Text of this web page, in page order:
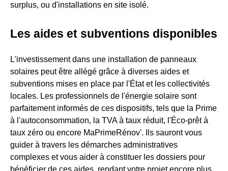
surplus, ou d'installations en site isolé.
Les aides et subventions disponibles
L'investissement dans une installation de panneaux
solaires peut être allégé grâce à diverses aides et
subventions mises en place par l'État et les collectivités
locales. Les professionnels de l'énergie solaire sont
parfaitement informés de ces dispositifs, tels que la Prime
à l'autoconsommation, la TVA à taux réduit, l'Éco-prêt à
taux zéro ou encore MaPrimeRénov'. Ils sauront vous
guider à travers les démarches administratives
complexes et vous aider à constituer les dossiers pour
bénéficier de ces aides, rendant votre projet encore plus